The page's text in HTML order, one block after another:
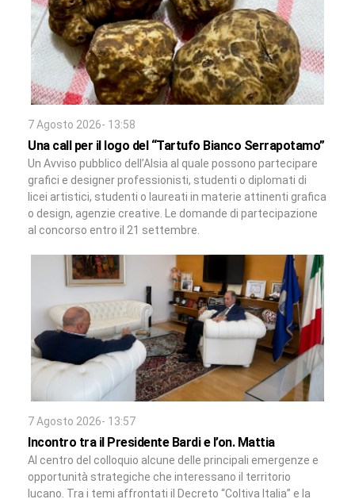
7 Agosto 2026- 13:58
Una call per il logo del “Tartufo Bianco Serrapotamo”
Un Avviso pubblico dell’Alsia al quale possono partecipare
grafici e designer professionisti, studenti o diplomati di
licei artistici, studenti o laureati in materie attinenti grafica
o design, agenzie creative. Le domande di partecipazione
al concorso entro il 21 settembre.
7 Agosto 2026- 13:57
Incontro tra il Presidente Bardi e l’on. Mattia
Al centro del colloquio alcune delle principali emergenze e
opportunità strategiche che interessano il territorio
lucano. Tra i temi affrontati il Decreto “Coltiva Italia” e la